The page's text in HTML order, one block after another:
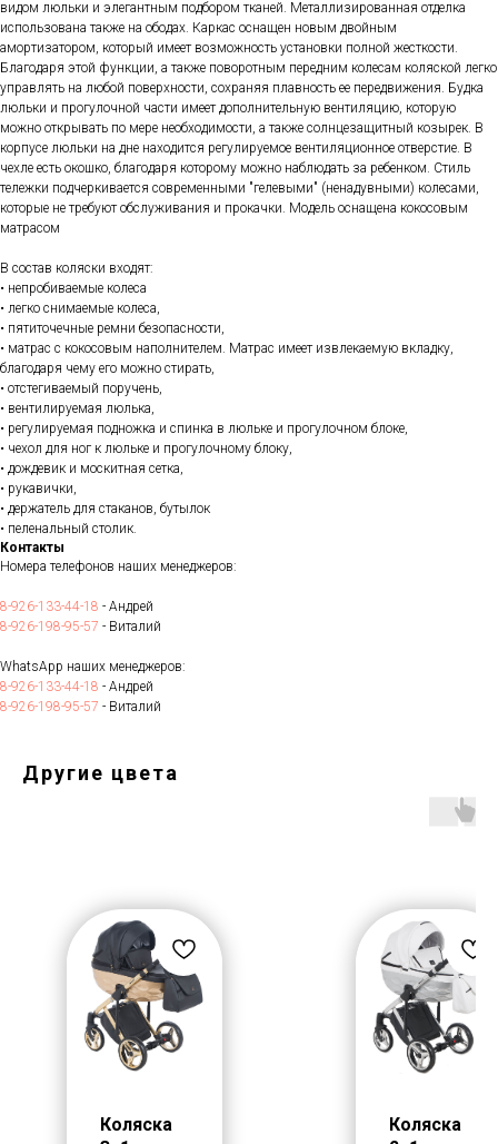
видом люльки и элегантным подбором тканей. Металлизированная отделка
использована также на ободах. Каркас оснащен новым двойным
амортизатором, который имеет возможность установки полной жесткости.
Благодаря этой функции, а также поворотным передним колесам коляской легко
управлять на любой поверхности, сохраняя плавность ее передвижения. Будка
люльки и прогулочной части имеет дополнительную вентиляцию, которую
можно открывать по мере необходимости, а также солнцезащитный козырек. В
корпусе люльки на дне находится регулируемое вентиляционное отверстие. В
чехле есть окошко, благодаря которому можно наблюдать за ребенком. Стиль
тележки подчеркивается современными "гелевыми" (ненадувными) колесами,
которые не требуют обслуживания и прокачки. Модель оснащена кокосовым
матрасом
В состав коляски входят:
• непробиваемые колеса
• легко снимаемые колеса,
• пятиточечные ремни безопасности,
• матрас с кокосовым наполнителем. Матрас имеет извлекаемую вкладку,
благодаря чему его можно стирать,
• отстегиваемый поручень,
• вентилируемая люлька,
• регулируемая подножка и спинка в люльке и прогулочном блоке,
• чехол для ног к люльке и прогулочному блоку,
• дождевик и москитная сетка,
• рукавички,
• держатель для стаканов, бутылок
• пеленальный столик.
Контакты
Номера телефонов наших менеджеров:
8-926-133-44-18 - Андрей
8-926-198-95-57 - Виталий
WhatsApp наших менеджеров:
8-926-133-44-18 - Андрей
8-926-198-95-57 - Виталий
Другие цвета
Коляска
Коляска